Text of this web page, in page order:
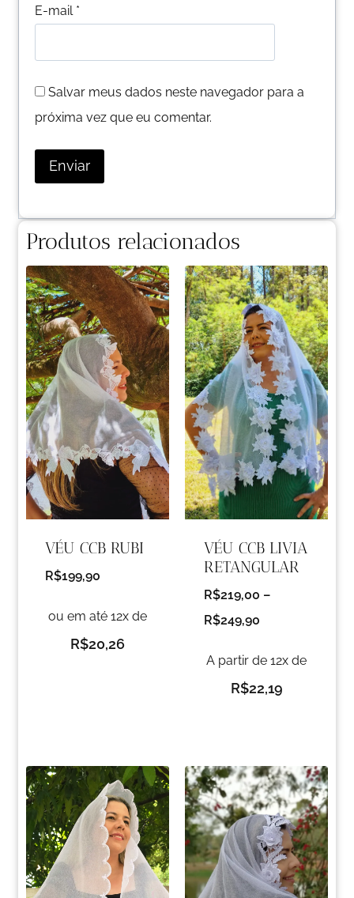
E-mail *
Salvar meus dados neste navegador para a
próxima vez que eu comentar.
Produtos relacionados
VÉU CCB RUBI
R$199,90
ou em até 12x de
R$20,26
VÉU CCB LIVIA
RETANGULAR
R$219,00 –
R$249,90
A partir de 12x de
R$22,19